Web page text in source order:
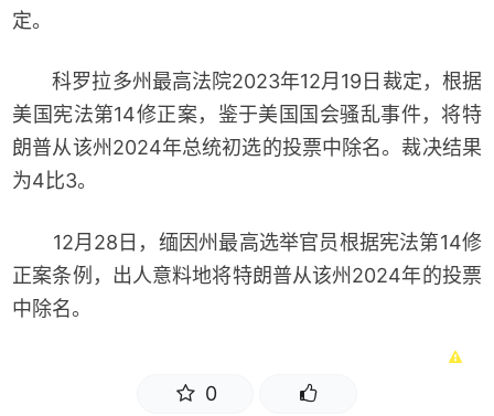
定。
科罗拉多州最高法院2023年12月19日裁定，根据
美国宪法第14修正案，鉴于美国国会骚乱事件，将特
朗普从该州2024年总统初选的投票中除名。裁决结果
为4比3。
12月28日，缅因州最高选举官员根据宪法第14修
正案条例，出人意料地将特朗普从该州2024年的投票
中除名。
0